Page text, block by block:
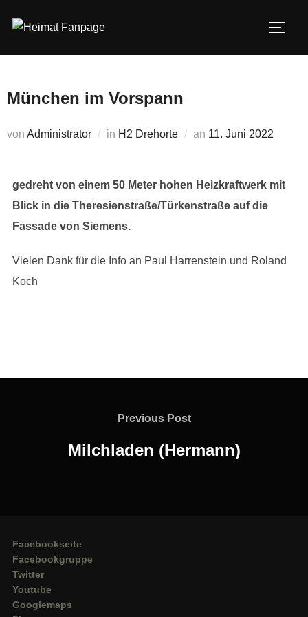
Inhalt
München im Vorspann
von Administrator in H2 Drehorte an Veröffentlicht
11. Juni 2022
gedreht von einem 50 Meter hohen Heizkraftwerk mit
Blick in die Theresienstraße/Türkenstraße auf die
Fassade von Siemens.
Vielen Dank für die Info an Paul Harrenstein und Roland
Koch
Previous
Previous Post
Milchladen (Hermann)
Facebookseite
Facebookgruppe
Twitter
Youtube
Googlemaps